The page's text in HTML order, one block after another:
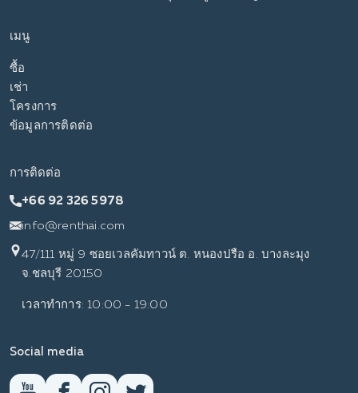
เมนู
ซื้อ
เช่า
โครงการ
ข้อมูลการติดต่อ
การติดต่อ
+66 92 326 5978
info@renthai.com
47/111 หมู่ 9 ซอยเวลคัมทาวน์ ต. หนองปรือ อ. บางละมุง
จ.ชลบุรี 20150
เวลาทำการ: 10:00 - 19:00
Social media